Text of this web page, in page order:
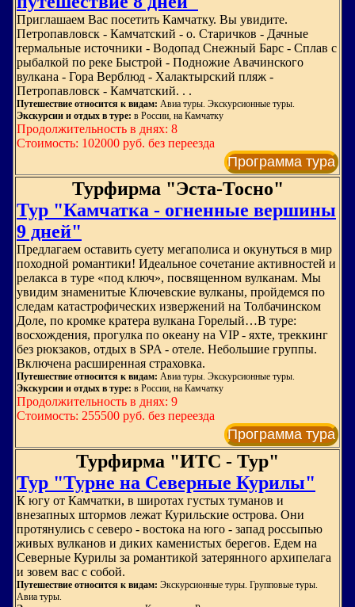
Приглашаем Вас посетить Камчатку. Вы увидите.
Петропавловск - Камчатский - о. Старичков - Дачные
термальные источники - Водопад Снежный Барс - Сплав с
рыбалкой по реке Быстрой - Подножие Авачинского
вулкана - Гора Верблюд - Халактырский пляж -
Петропавловск - Камчатский. . .
Путешествие относится к видам: Авиа туры. Экскурсионные туры.
Экскурсии и отдых в туре: в России, на Камчатку
Продолжительность в днях: 8
Стоимость: 102000 руб. без переезда
Программа тура
Турфирма "Эста-Тосно"
Тур "Камчатка - огненные вершины
9 дней"
Предлагаем оставить суету мегаполиса и окунуться в мир
походной романтики! Идеальное сочетание активностей и
релакса в туре «под ключ», посвященном вулканам. Мы
увидим знаменитые Ключевские вулканы, пройдемся по
следам катастрофических извержений на Толбачинском
Доле, по кромке кратера вулкана Горелый…В туре:
восхождения, прогулка по океану на VIP - яхте, треккинг
без рюкзаков, отдых в SPA - отеле. Небольшие группы.
Включена расширенная страховка.
Путешествие относится к видам: Авиа туры. Экскурсионные туры.
Экскурсии и отдых в туре: в России, на Камчатку
Продолжительность в днях: 9
Стоимость: 255500 руб. без переезда
Программа тура
Турфирма "ИТС - Тур"
Тур "Турне на Северные Курилы"
К югу от Камчатки, в широтах густых туманов и
внезапных штормов лежат Курильские острова. Они
протянулись с северо - востока на юго - запад россыпью
живых вулканов и диких каменистых берегов. Едем на
Северные Курилы за романтикой затерянного архипелага
и зовем вас с собой.
Путешествие относится к видам: Экскурсионные туры. Групповые туры.
Авиа туры.